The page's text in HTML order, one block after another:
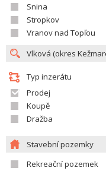
Snina
Stropkov
Vranov nad Topľou
Typ inzerátu
Prodej
Koupě
Dražba
Stavební pozemky
Rekreační pozemek